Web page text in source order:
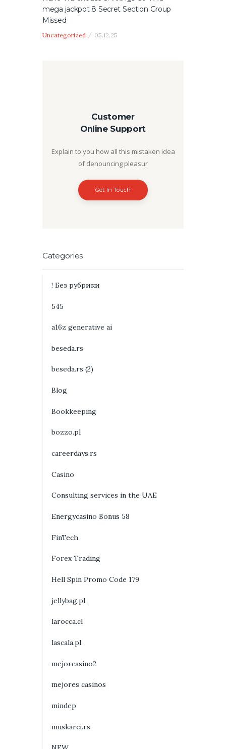
mega jackpot 8 Secret Section Group
Missed
Uncategorized 05.12.25
Customer
Online Support
Explain to you how all this mistaken idea
of denouncing pleasur
Get In Touch
Categories
! Без рубрики
545
a16z generative ai
beseda.rs
beseda.rs (2)
Blog
Bookkeeping
bozzo.pl
careerdays.rs
Casino
Consulting services in the UAE
Energycasino Bonus 58
FinTech
Forex Trading
Hell Spin Promo Code 179
jellybag.pl
larocca.cl
lascala.pl
mejorcasino2
mejores casinos
mindep
muskarci.rs